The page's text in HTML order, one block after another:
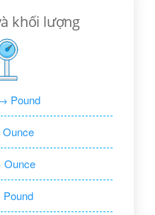
khối lượng
Pound